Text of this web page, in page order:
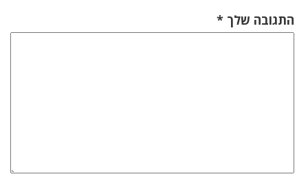
התגובה שלך*